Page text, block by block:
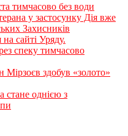
тимчасово без води
у застосунку Дія вже
Захисників
сайті Уряду.
спеку тимчасово
здобув «золото»
стане однією з